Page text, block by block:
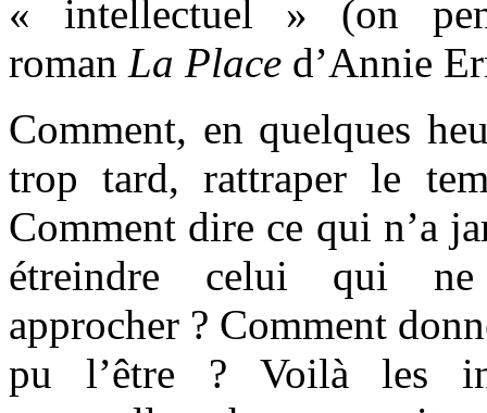
« intellectuel » (on
roman La Place d’Annie
Comment, en quelques
trop tard, rattraper le
Comment dire ce qui n’a
étreindre celui qui ne
approcher ? Comment
pu l’être ? Voilà les